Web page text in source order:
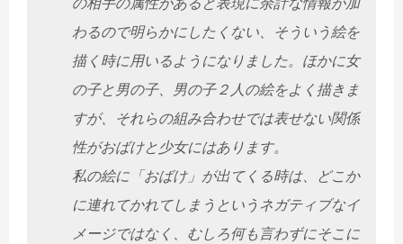
わるので明らかにしたくない、そういう絵を
描く時に用いるようになりました。ほかに女
の子と男の子、男の子２人の絵をよく描きま
すが、それらの組み合わせでは表せない関係
性がおばけと少女にはあります。
私の絵に「おばけ」が出てくる時は、どこか
に連れてかれてしまうというネガティブなイ
メージではなく、むしろ何も言わずにそこに